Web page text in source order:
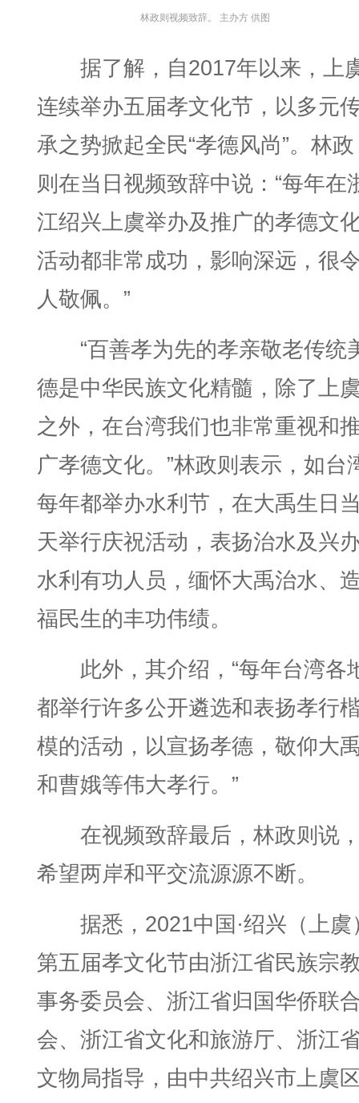
林政则视频致辞。 主办方 供图
据了解，自2017年以来，上
连续举办五届孝文化节，以多元
承之势掀起全民“孝德风尚”。林政
则在当日视频致辞中说：“每年在
江绍兴上虞举办及推广的孝德文
活动都非常成功，影响深远，很
人敬佩。”
“百善孝为先的孝亲敬老传统
德是中华民族文化精髓，除了上
之外，在台湾我们也非常重视和
广孝德文化。”林政则表示，如台
每年都举办水利节，在大禹生日
天举行庆祝活动，表扬治水及兴
水利有功人员，缅怀大禹治水、
福民生的丰功伟绩。
此外，其介绍，“每年台湾各
都举行许多公开遴选和表扬孝行
模的活动，以宣扬孝德，敬仰大
和曹娥等伟大孝行。”
在视频致辞最后，林政则说
希望两岸和平交流源源不断。
据悉，2021中国·绍兴（上虞
第五届孝文化节由浙江省民族宗
事务委员会、浙江省归国华侨联
会、浙江省文化和旅游厅、浙江
文物局指导，由中共绍兴市上虞